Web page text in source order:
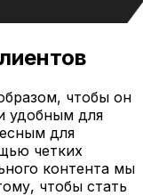
чтобы он
удобным для
для
четких
контента мы
чтобы стать